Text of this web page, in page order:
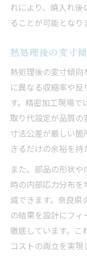
れにより、焼入れ後
ることが可能となり
熱処理後の変寸
熱処理後の変寸傾向
に異なる収縮率や
す。精密加工現場で
取り代設定が品質の
寸法公差が厳しい
きるだけの余裕を持
また、部品の形状
時の内部応力分布
減できます。奈良県
の結果を設計にフ
徹底しています。こ
コストの両立を実現